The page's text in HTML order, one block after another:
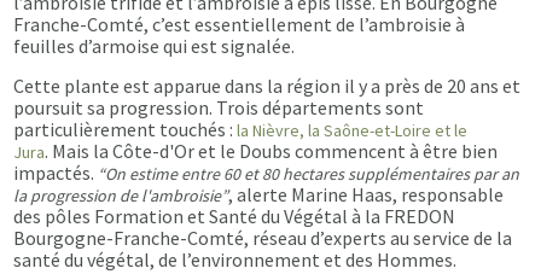
Franche-Comté, c’est essentiellement de l’ambroisie à
feuilles d’armoise qui est signalée.
Cette plante est apparue dans la région il y a près de 20 ans et
poursuit sa progression. Trois départements sont
particulièrement touchés :la Nièvre, la Saône-et-Loire et le
Jura. Mais la Côte-d'Or et le Doubs commencent à être bien
impactés. “On estime entre 60 et 80 hectares supplémentaires par an
la progression de l'ambroisie”, alerte Marine Haas, responsable
des pôles Formation et Santé du Végétal à la FREDON
Bourgogne-Franche-Comté, réseau d’experts au service de la
santé du végétal, de l’environnement et des Hommes.